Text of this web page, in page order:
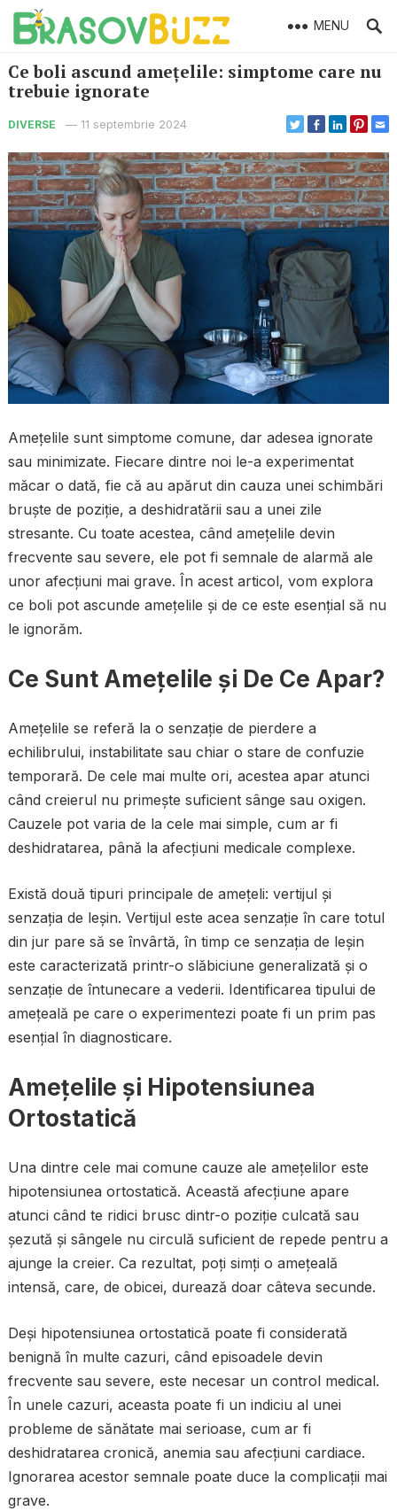
MENU
Ce boli ascund amețelile: simptome care nu
trebuie ignorate
DIVERSE — 11 septembrie 2024
Amețelile sunt simptome comune, dar adesea ignorate
sau minimizate. Fiecare dintre noi le-a experimentat
măcar o dată, fie că au apărut din cauza unei schimbări
bruște de poziție, a deshidratării sau a unei zile
stresante. Cu toate acestea, când amețelile devin
frecvente sau severe, ele pot fi semnale de alarmă ale
unor afecțiuni mai grave. În acest articol, vom explora
ce boli pot ascunde amețelile și de ce este esențial să nu
le ignorăm.
Ce Sunt Amețelile și De Ce Apar?
Amețelile se referă la o senzație de pierdere a
echilibrului, instabilitate sau chiar o stare de confuzie
temporară. De cele mai multe ori, acestea apar atunci
când creierul nu primește suficient sânge sau oxigen.
Cauzele pot varia de la cele mai simple, cum ar fi
deshidratarea, până la afecțiuni medicale complexe.
Există două tipuri principale de amețeli: vertijul și
senzația de leșin. Vertijul este acea senzație în care totul
din jur pare să se învârtă, în timp ce senzația de leșin
este caracterizată printr-o slăbiciune generalizată și o
senzație de întunecare a vederii. Identificarea tipului de
amețeală pe care o experimentezi poate fi un prim pas
esențial în diagnosticare.
Amețelile și Hipotensiunea
Ortostatică
Una dintre cele mai comune cauze ale amețelilor este
hipotensiunea ortostatică. Această afecțiune apare
atunci când te ridici brusc dintr-o poziție culcată sau
șezută și sângele nu circulă suficient de repede pentru a
ajunge la creier. Ca rezultat, poți simți o amețeală
intensă, care, de obicei, durează doar câteva secunde.
Deși hipotensiunea ortostatică poate fi considerată
benignă în multe cazuri, când episoadele devin
frecvente sau severe, este necesar un control medical.
În unele cazuri, aceasta poate fi un indiciu al unei
probleme de sănătate mai serioase, cum ar fi
deshidratarea cronică, anemia sau afecțiuni cardiace.
Ignorarea acestor semnale poate duce la complicații mai
grave.